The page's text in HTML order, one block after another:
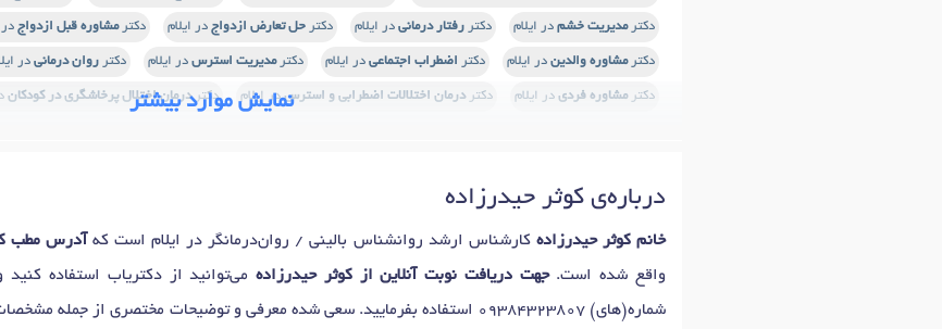
دکترمدیریت خشم در ایلام دکتر رفتار درمانی در ایلام دکتر حل تعارض ازدواج در ایلام دکترمشاوره قبل ازدواج در
دکترمشاوره والدین در ایلام دکتر اضطراب اجتماعی در ایلام دکترمدیریت استرس در ایلام دکتر روان درمانی در
دکترمشاوره فردی در ایلام دکتردرمان اختلالات اضطرابی و استرسدر ایلام دکتردرمان اختلال پرخاشگری در کودکاننمایش موارد بیشتر
درباره‌ی کوثر حیدرزاده
خانم کوثر حیدرزاده کارشناس ارشد روانشناس بالینی / روان‌درمانگر در ایلام است که آدرس مطب
واقع شده است.جهت دریافت نوبت آنلاین از کوثر حیدرزادهمی‌توانید از دکتریاب استفاده
شماره(های)09384323807 استفاده بفرمایید. سعی شده معرفی و توضیحات مختصری از جمله